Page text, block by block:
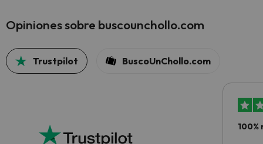
Opiniones sobre buscounchollo.com
Trustpilot BuscoUnChollo.com